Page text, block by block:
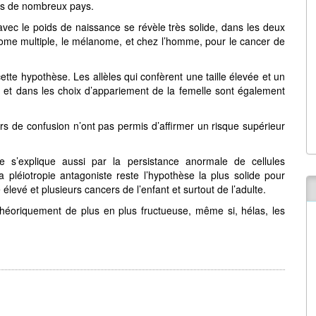
de nombreux pays.
le poids de naissance se révèle très solide, dans les deux
multiple, le mélanome, et chez l’homme, pour le cancer de
hypothèse. Les allèles qui confèrent une taille élevée et un
dans les choix d’appariement de la femelle sont également
de confusion n’ont pas permis d’affirmer un risque supérieur
aussi par la persistance anormale de cellules
antagoniste reste l’hypothèse la plus solide pour
et plusieurs cancers de l’enfant et surtout de l’adulte.
de plus en plus fructueuse, même si, hélas, les